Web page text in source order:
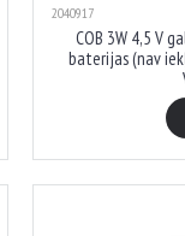
2040917
COB 3W 4,5 V
baterijas (nav